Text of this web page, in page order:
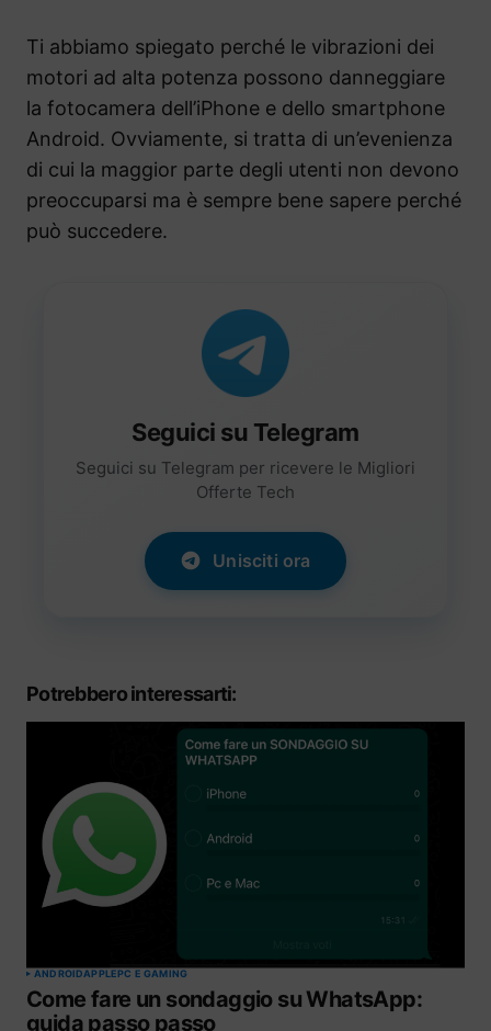
Ti abbiamo spiegato perché le vibrazioni dei
motori ad alta potenza possono danneggiare
la fotocamera dell’iPhone e dello smartphone
Android. Ovviamente, si tratta di un’evenienza
di cui la maggior parte degli utenti non devono
preoccuparsi ma è sempre bene sapere perché
può succedere.
Seguici su Telegram
Seguici su Telegram per ricevere le Migliori
Offerte Tech
Unisciti ora
Potrebbero interessarti:
ANDROIDAPPLEPC E GAMING
Come fare un sondaggio su WhatsApp:
guida passo passo